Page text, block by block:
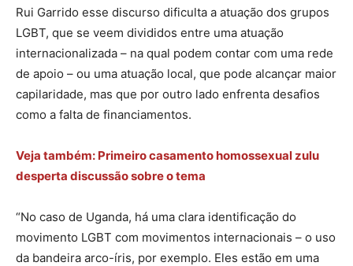
Rui Garrido esse discurso dificulta a atuação dos grupos
LGBT, que se veem divididos entre uma atuação
internacionalizada – na qual podem contar com uma rede
de apoio – ou uma atuação local, que pode alcançar maior
capilaridade, mas que por outro lado enfrenta desafios
como a falta de financiamentos.
Veja também: Primeiro casamento homossexual zulu
desperta discussão sobre o tema
“No caso de Uganda, há uma clara identificação do
movimento LGBT com movimentos internacionais – o uso
da bandeira arco-íris, por exemplo. Eles estão em uma